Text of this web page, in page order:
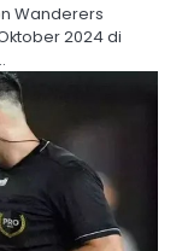
Wanderers
2024 di